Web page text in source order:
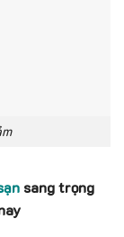
sang trọng